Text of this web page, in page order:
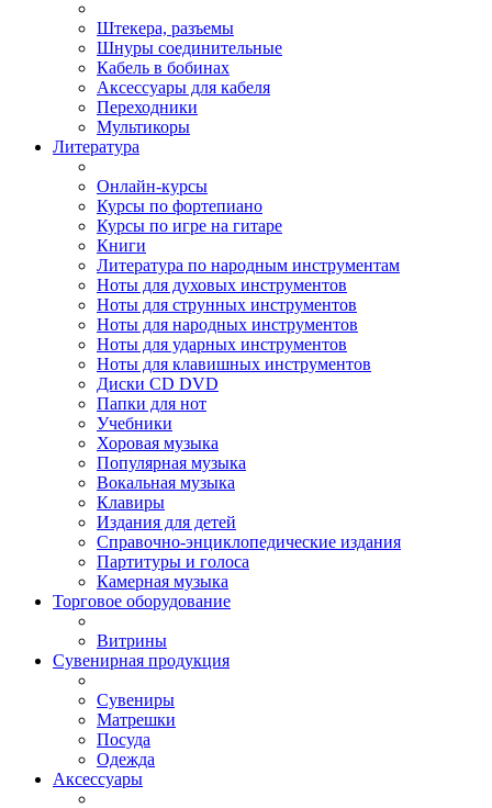
Штекера, разъемы
Шнуры соединительные
Кабель в бобинах
Аксессуары для кабеля
Переходники
Мультикоры
Литература
Онлайн-курсы
Курсы по фортепиано
Курсы по игре на гитаре
Книги
Литература по народным инструментам
Ноты для духовых инструментов
Ноты для струнных инструментов
Ноты для народных инструментов
Ноты для ударных инструментов
Ноты для клавишных инструментов
Диски CD DVD
Папки для нот
Учебники
Хоровая музыка
Популярная музыка
Вокальная музыка
Клавиры
Издания для детей
Справочно-энциклопедические издания
Партитуры и голоса
Камерная музыка
Торговое оборудование
Витрины
Сувенирная продукция
Сувениры
Матрешки
Посуда
Одежда
Аксессуары